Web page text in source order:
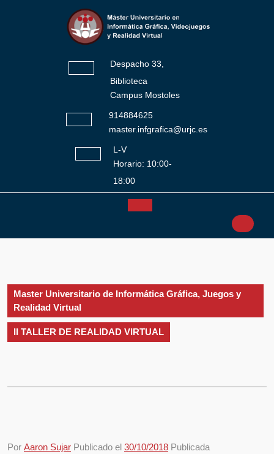
Despacho 33,
Biblioteca
Campus Mostoles
914884625
master.infgrafica@urjc.es
L-V
Horario: 10:00-
18:00
apertura
Master Universitario de Informática Gráfica, Juegos y
Realidad Virtual
II TALLER DE REALIDAD VIRTUAL
Por Aaron Sujar Publicado el 30/10/2018 Publicada